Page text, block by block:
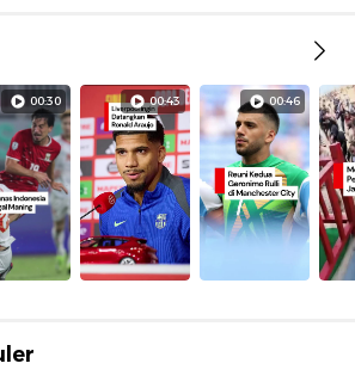
00:30 00:43 00:46